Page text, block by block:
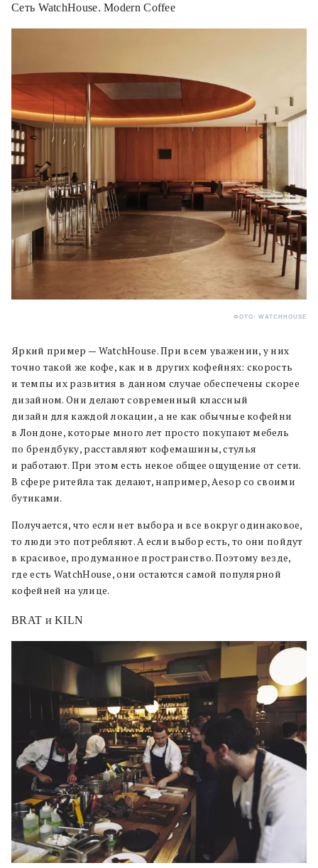
Сеть WatchHouse. Modern Coffee
ФОТО: WATCHHOUSE
Яркий пример — WatchHouse. При всем уважении, у них
точно такой же кофе, как и в других кофейнях: скорость
и темпы их развития в данном случае обеспечены скорее
дизайном. Они делают современный классный
дизайн для каждой локации, а не как обычные кофейни
в Лондоне, которые много лет просто покупают мебель
по брендбуку, расставляют кофемашины, стулья
и работают. При этом есть некое общее ощущение от сети.
В сфере ритейла так делают, например, Aesop со своими
бутиками.
Получается, что если нет выбора и все вокруг одинаковое,
то люди это потребляют. А если выбор есть, то они пойдут
в красивое, продуманное пространство. Поэтому везде,
где есть WatchHouse, они остаются самой популярной
кофейней на улице.
BRAT и KILN